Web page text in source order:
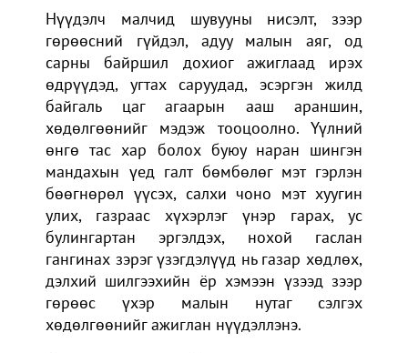
Нүүдэлч малчид шувууны нисэлт, зээр
гөрөөсний гүйдэл, адуу малын аяг, од
сарны байршил дохиог ажиглаад ирэх
өдрүүдэд, угтах саруудад, эсэргэн жилд
байгаль цаг агаарын ааш араншин,
хөдөлгөөнийг мэдэж тооцоолно. Үүлний
өнгө тас хар болох буюу наран шингэн
мандахын үед галт бөмбөлөг мэт гэрлэн
бөөгнөрөл үүсэх, салхи чоно мэт хуугин
улих, газраас хүхэрлэг үнэр гарах, ус
булингартан эргэлдэх, нохой гаслан
гангинах зэрэг үзэгдэлүүд нь газар хөдлөх,
дэлхий шилгээхийн ёр хэмээн үзээд зээр
гөрөөс үхэр малын нутаг сэлгэх
хөдөлгөөнийг ажиглан нүүдэллэнэ.